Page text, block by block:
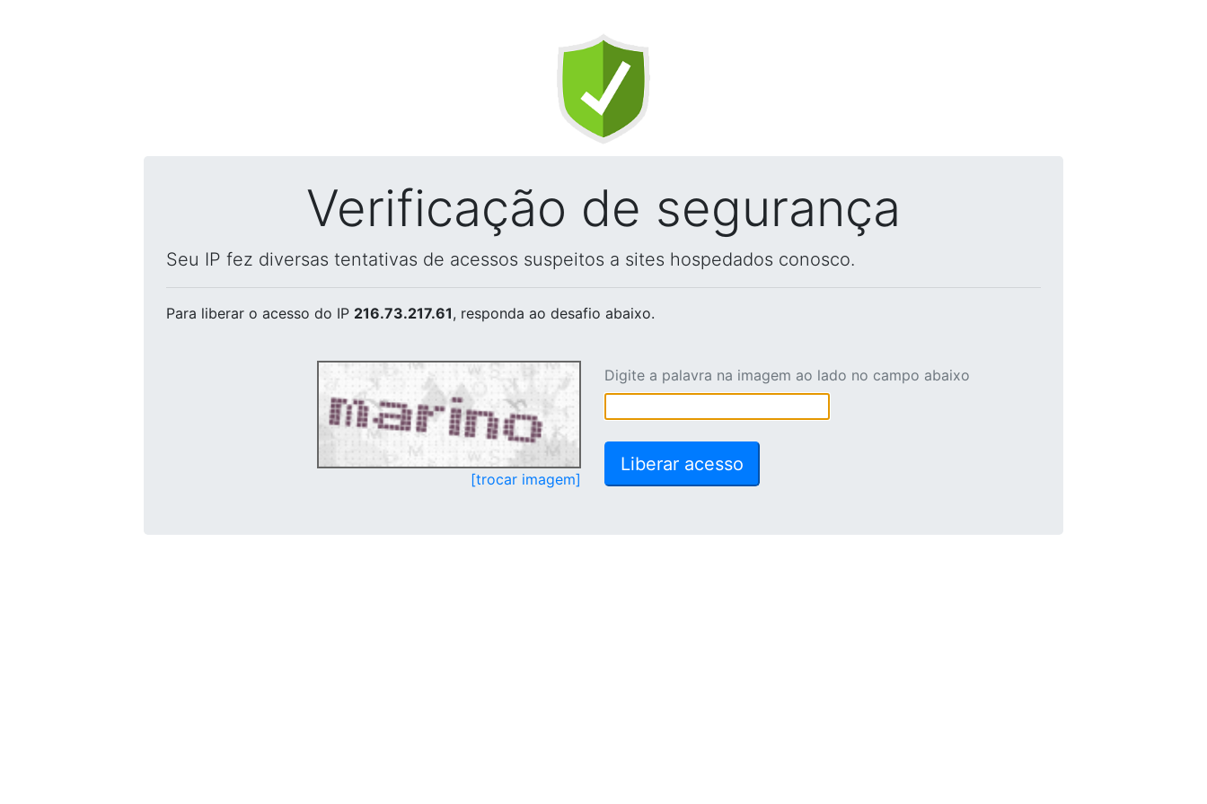
Verificação de segurança
Seu IP fez diversas tentativas de acessos suspeitos a sites hospedados conosco.
Para liberar o acesso do IP 216.73.217.61, responda ao desafio abaixo.
[trocar imagem]
Digite a palavra na imagem ao lado no campo abaixo